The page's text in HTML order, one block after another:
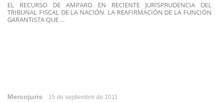
EL RECURSO DE AMPARO EN RECIENTE JURISPRUDENCIA DEL
TRIBUNAL FISCAL DE LA NACIÓN. LA REAFIRMACIÓN DE LA FUNCIÓN
GARANTISTA QUE ...
Mercojuris 15 de septiembre de 2011